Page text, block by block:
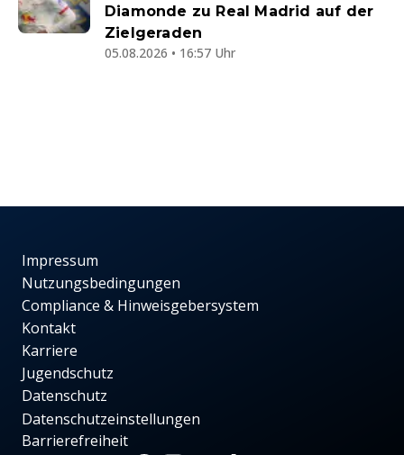
Diamonde zu Real Madrid auf der
Zielgeraden
05.08.2026 • 16:57 Uhr
Impressum
Nutzungsbedingungen
Compliance & Hinweisgebersystem
Kontakt
Karriere
Jugendschutz
Datenschutz
Datenschutzeinstellungen
Barrierefreiheit